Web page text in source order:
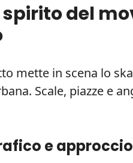
spirito del
mette in scena lo
Scale, piazze e
e